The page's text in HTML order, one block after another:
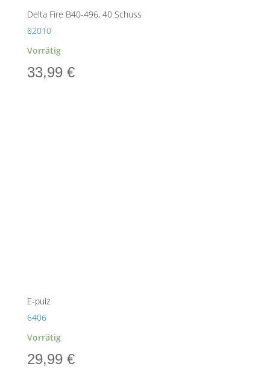
Delta Fire B40-496, 40 Schuss
82010
Vorrätig
33,99 €
E-pulz
6406
Vorrätig
29,99 €